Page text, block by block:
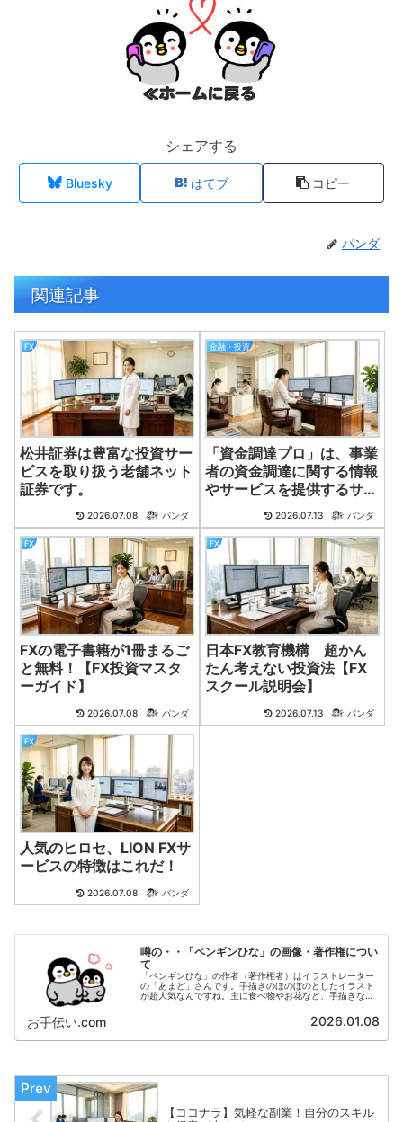
シェアする
Bluesky はてブ コピー
パンダ
関連記事
FX
松井証券は豊富な投資サー
ビスを取り扱う老舗ネット
証券です。
2026.07.08 パンダ
金融・投資
「資金調達プロ」は、事業
者の資金調達に関する情報
やサービスを提供するサイ
ト。全国対応。２４時間。
2026.07.13 パンダ
FX
FXの電子書籍が1冊まるご
と無料！【FX投資マスタ
ーガイド】
2026.07.08 パンダ
FX
日本FX教育機構 超かん
たん考えない投資法【FX
スクール説明会】
2026.07.13 パンダ
FX
人気のヒロセ、LION FXサ
ービスの特徴はこれだ！
2026.07.08 パンダ
噂の・・「ペンギンひな」の画像・著作権につい
て
「ペンギンひな」の作者（著作権者）はイラストレーター
の「あまど」さんです。手描きのほのぼのとしたイラスト
が超人気なんですね。主に食べ物やお花など、手描きなら
イトにおいて、多くのファンの方がダウンロードされてい
お手伝い.com 2026.01.08
【ココナラ】気軽な副業！自分のスキル